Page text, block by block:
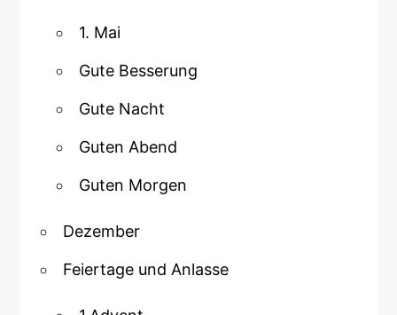
1. Mai
Gute Besserung
Gute Nacht
Guten Abend
Guten Morgen
Dezember
Feiertage und Anlasse